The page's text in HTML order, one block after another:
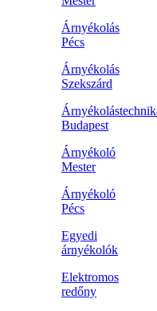
Árnyékolás
Pécs
Árnyékolás
Szekszárd
Budapest
Árnyékoló
Mester
Árnyékoló
Pécs
Egyedi
árnyékolók
Elektromos
redőny